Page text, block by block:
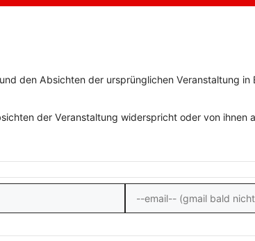
den Absichten der ursprünglichen Veranstaltung in
der Veranstaltung widerspricht oder von ihnen